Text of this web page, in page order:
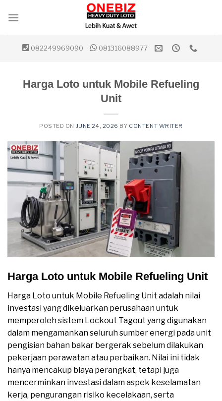
082249969090 081316088977
Harga Loto untuk Mobile Refueling
Unit
POSTED ON JUNE 24, 2026 BY CONTENT WRITER
Harga Loto untuk Mobile Refueling Unit
Harga Loto untuk Mobile Refueling Unit adalah nilai
investasi yang dikeluarkan perusahaan untuk
memperoleh sistem Lockout Tagout yang digunakan
dalam mengamankan seluruh sumber energi pada unit
pengisian bahan bakar bergerak sebelum dilakukan
pekerjaan perawatan atau perbaikan. Nilai ini tidak
hanya mencakup biaya perangkat, tetapi juga
mencerminkan investasi dalam aspek keselamatan
kerja, pengurangan risiko kecelakaan, serta